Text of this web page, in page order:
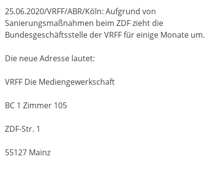
25.06.2020/VRFF/ABR/Köln: Aufgrund von
Sanierungsmaßnahmen beim ZDF zieht die
Bundesgeschäftsstelle der VRFF für einige Monate um.
Die neue Adresse lautet:
VRFF Die Mediengewerkschaft
BC 1 Zimmer 105
ZDF-Str. 1
55127 Mainz